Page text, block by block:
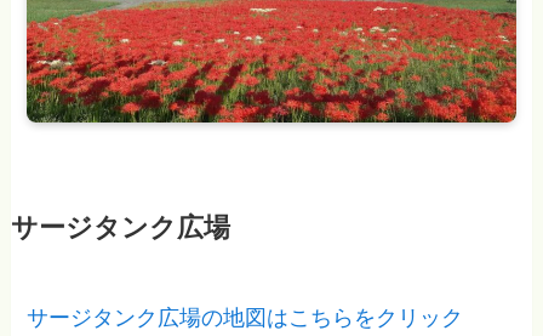
サージタンク広場
サージタンク広場の地図はこちらをクリック